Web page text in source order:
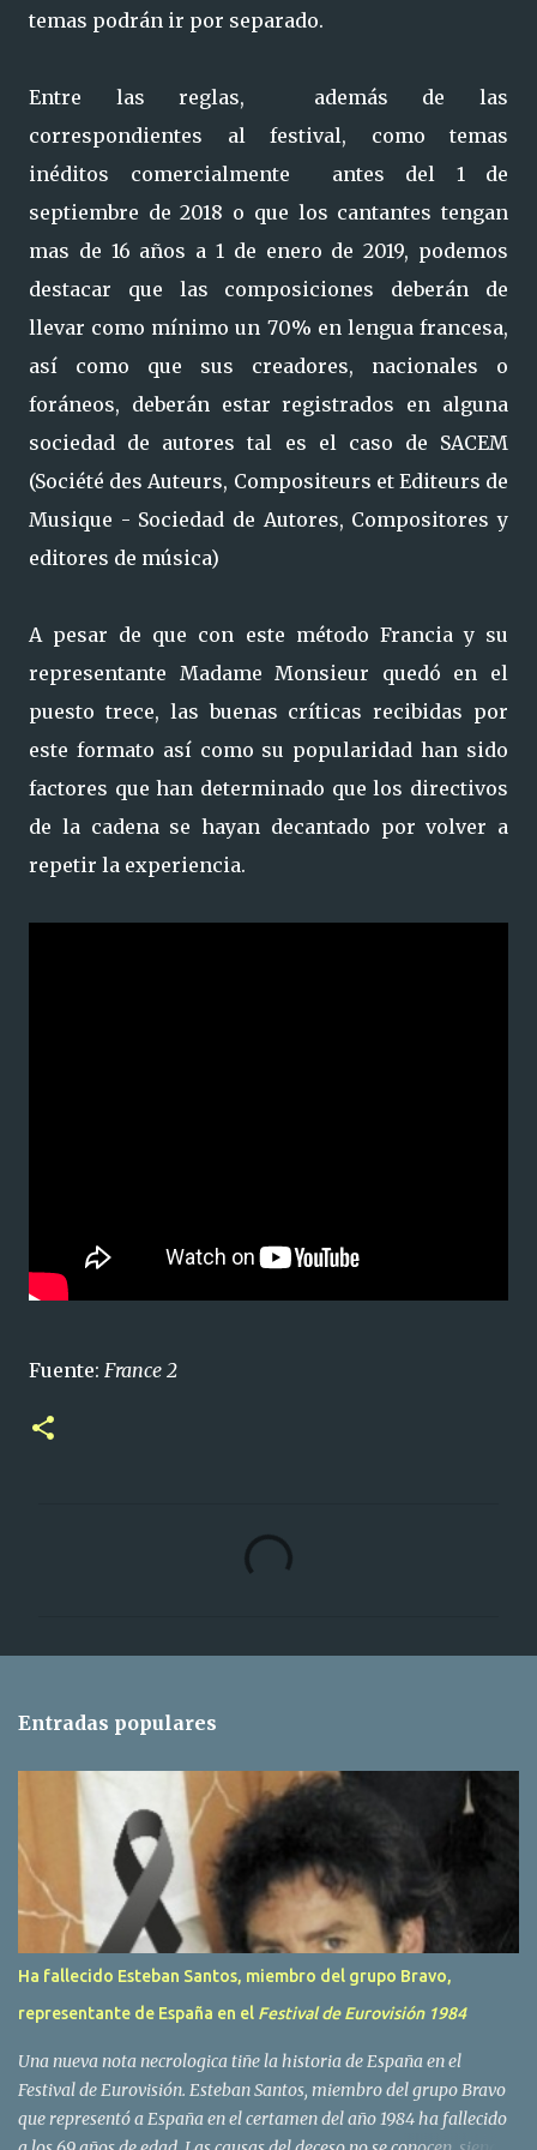
temas podrán ir por separado.
Entre las reglas, además de las
correspondientes al festival, como temas
inéditos comercialmente antes del 1 de
septiembre de 2018 o que los cantantes tengan
mas de 16 años a 1 de enero de 2019, podemos
destacar que las composiciones deberán de
llevar como mínimo un 70% en lengua francesa,
así como que sus creadores, nacionales o
foráneos, deberán estar registrados en alguna
sociedad de autores tal es el caso de SACEM
(Société des Auteurs, Compositeurs et Editeurs de
Musique - Sociedad de Autores, Compositores y
editores de música)
A pesar de que con este método Francia y su
representante Madame Monsieur quedó en el
puesto trece, las buenas críticas recibidas por
este formato así como su popularidad han sido
factores que han determinado que los directivos
de la cadena se hayan decantado por volver a
repetir la experiencia.
Fuente: France 2
r
s
Entradas populares
Ha fallecido Esteban Santos, miembro del grupo Bravo,
representante de España en el Festival de Eurovisión 1984
Una nueva nota necrologica tiñe la historia de España en el
Festival de Eurovisión. Esteban Santos, miembro del grupo Bravo
que representó a España en el certamen del año 1984 ha fallecido